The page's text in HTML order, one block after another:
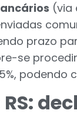
(via
prazo
se
podendo